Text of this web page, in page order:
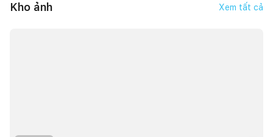
Kho ảnh Xem tất cả